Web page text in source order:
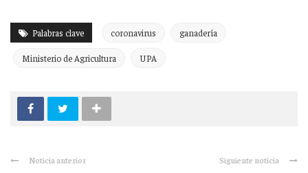
Palabras clave coronavirus ganadería
Ministerio de Agricultura UPA
Noticia anterior Siguiente noticia